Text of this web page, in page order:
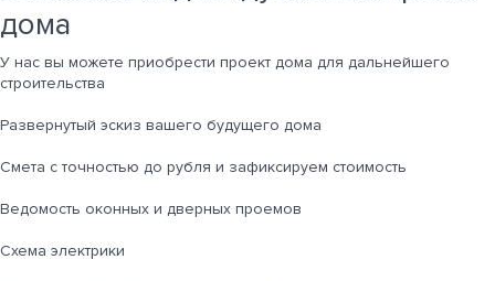
дома
У нас вы можете приобрести проект дома для дальнейшего
строительства
Развернутый эскиз вашего будущего дома
Cмета с точностью до рубля и зафиксируем стоимость
Ведомость оконных и дверных проемов
Cхема электрики